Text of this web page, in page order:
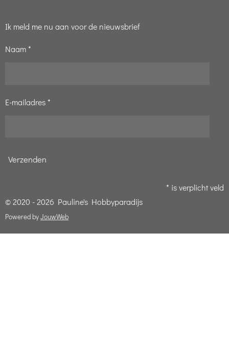
Ik meld me nu aan voor de nieuwsbrief
Naam *
E-mailadres *
Verzenden
* is verplicht veld
© 2020 - 2026 Pauline's Hobbyparadijs
Powered byJouwWeb